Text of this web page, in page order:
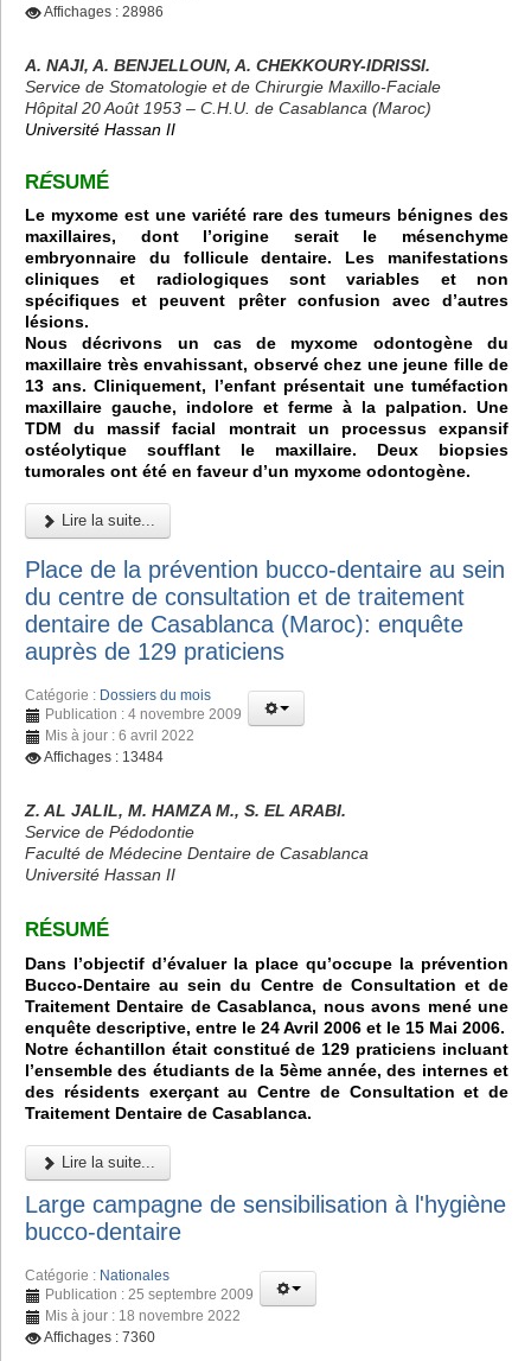
Affichages : 28986
A. NAJI, A. BENJELLOUN, A. CHEKKOURY-IDRISSI.
Service de Stomatologie et de Chirurgie Maxillo-Faciale
Hôpital 20 Août 1953 – C.H.U. de Casablanca (Maroc)
Université Hassan II
RÉSUMÉ
Le myxome est une variété rare des tumeurs bénignes des
maxillaires, dont l’origine serait le mésenchyme
embryonnaire du follicule dentaire. Les manifestations
cliniques et radiologiques sont variables et non
spécifiques et peuvent prêter confusion avec d’autres
lésions.
Nous décrivons un cas de myxome odontogène du
maxillaire très envahissant, observé chez une jeune fille de
13 ans. Cliniquement, l’enfant présentait une tuméfaction
maxillaire gauche, indolore et ferme à la palpation. Une
TDM du massif facial montrait un processus expansif
ostéolytique soufflant le maxillaire. Deux biopsies
tumorales ont été en faveur d’un myxome odontogène.
Lire la suite...
Place de la prévention bucco-dentaire au sein
du centre de consultation et de traitement
dentaire de Casablanca (Maroc): enquête
auprès de 129 praticiens
Catégorie : Dossiers du mois
Publication : 4 novembre 2009
Mis à jour : 6 avril 2022
Affichages : 13484
Z. AL JALIL, M. HAMZA M., S. EL ARABI.
Service de Pédodontie
Faculté de Médecine Dentaire de Casablanca
Université Hassan II
RÉSUMÉ
Dans l’objectif d’évaluer la place qu’occupe la prévention
Bucco-Dentaire au sein du Centre de Consultation et de
Traitement Dentaire de Casablanca, nous avons mené une
enquête descriptive, entre le 24 Avril 2006 et le 15 Mai 2006.
Notre échantillon était constitué de 129 praticiens incluant
l’ensemble des étudiants de la 5ème année, des internes et
des résidents exerçant au Centre de Consultation et de
Traitement Dentaire de Casablanca.
Lire la suite...
Large campagne de sensibilisation à l'hygiène
bucco-dentaire
Catégorie : Nationales
Publication : 25 septembre 2009
Mis à jour : 18 novembre 2022
Affichages : 7360